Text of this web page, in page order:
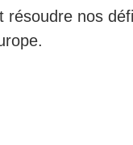
résoudre nos